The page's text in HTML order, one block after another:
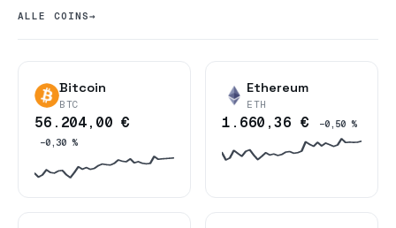
ALLE COINS→
Bitcoin
BTC
56.204,00 €
−0,30 %
Ethereum
ETH
1.660,36 € −0,50 %